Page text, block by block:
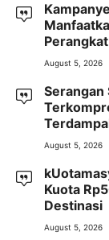
August 5, 2026
Serangan
August 5, 2026
Kuota
Destinasi
August 5, 2026